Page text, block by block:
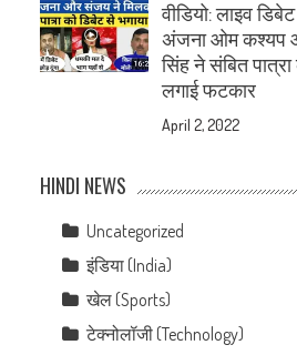
वीडियो: लाइव
अंजना ओम कश्यप
सिंह ने संबित
लगाई फटकार
April 2, 2022
HINDI NEWS
Uncategorized
इंडिया (India)
खेल (Sports)
टेक्नोलॉजी (Technology)